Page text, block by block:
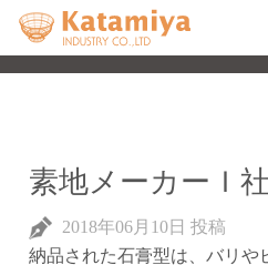
素地メーカーＩ
2018年06月10日 投稿
納品された石膏型は、バリや